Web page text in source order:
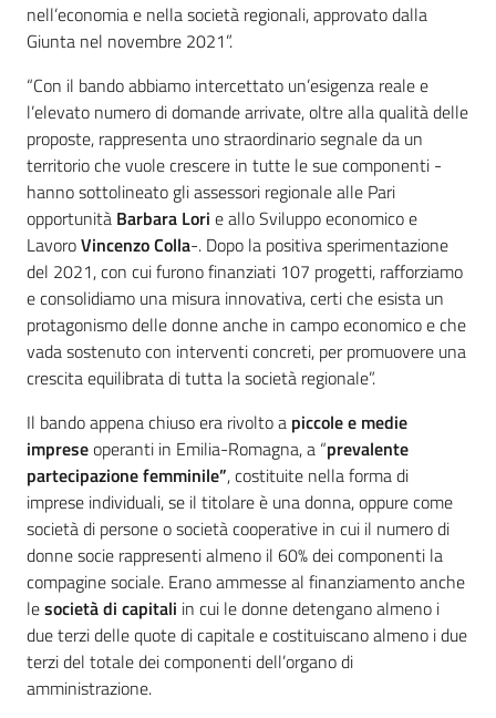
nell’economia e nella società regionali, approvato dalla
Giunta nel novembre 2021”.
“Con il bando abbiamo intercettato un’esigenza reale e
l’elevato numero di domande arrivate, oltre alla qualità delle
proposte, rappresenta uno straordinario segnale da un
territorio che vuole crescere in tutte le sue componenti -
hanno sottolineato gli assessori regionale alle Pari
opportunità Barbara Lori e allo Sviluppo economico e
LavoroVincenzo Colla-. Dopo la positiva sperimentazione
del 2021, con cui furono finanziati 107 progetti, rafforziamo
e consolidiamo una misura innovativa, certi che esista un
protagonismo delle donne anche in campo economico e che
vada sostenuto con interventi concreti, per promuovere una
crescita equilibrata di tutta la società regionale”.
Il bando appena chiuso era rivolto a piccole e medie
impreseoperanti in Emilia-Romagna, a “prevalente
partecipazione femminile”, costituite nella forma di
imprese individuali, se il titolare è una donna, oppure come
società di persone o società cooperative in cui il numero di
donne socie rappresenti almeno il 60% dei componenti la
compagine sociale. Erano ammesse al finanziamento anche
lesocietà di capitali in cui le donne detengano almeno i
due terzi delle quote di capitale e costituiscano almeno i due
terzi del totale dei componenti dell’organo di
amministrazione.